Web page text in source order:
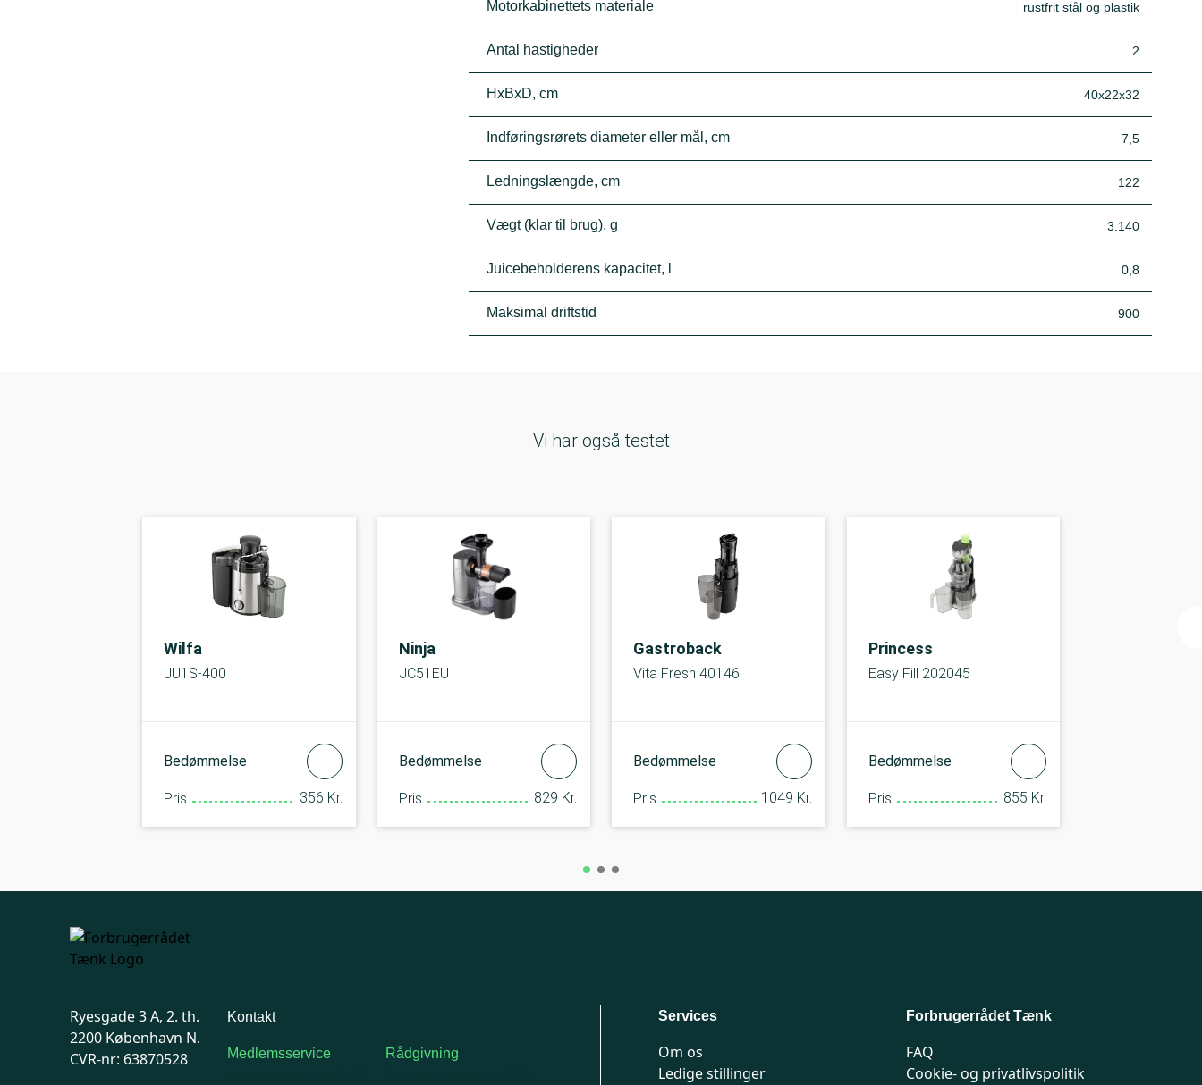
Motorkabinettets materiale rustfrit stål og plastik
Antal hastigheder 2
HxBxD, cm 40x22x32
Indføringsrørets diameter eller mål, cm 7,5
Ledningslængde, cm 122
Vægt (klar til brug), g 3.140
Juicebeholderens kapacitet, l 0,8
Maksimal driftstid 900
Vi har også testet
Wilfa
JU1S-400
Bedømmelse
Pris 356 Kr.
Ninja
JC51EU
Bedømmelse
Pris 829 Kr.
Gastroback
Vita Fresh 40146
Bedømmelse
Pris 1049 Kr.
Princess
Easy Fill 202045
Bedømmelse
Pris 855 Kr.
Ryesgade 3 A, 2. th.
2200 København N.
CVR-nr: 63870528
Kontakt
Medlemsservice Rådgivning
Services
Om os
Ledige stillinger
Forbrugerrådet Tænk
FAQ
Cookie- og privatlivspolitik